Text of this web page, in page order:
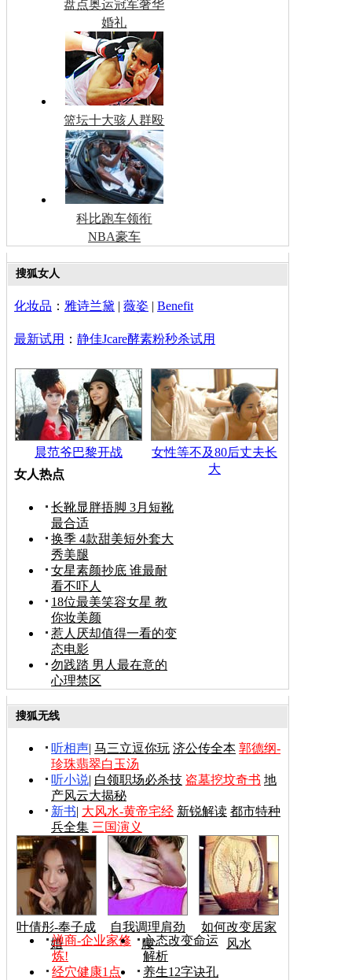
盘点奥运冠军奢华
婚礼
篮坛十大骇人群殴
科比跑车领衔
NBA豪车
搜狐女人
化妆品 ： 雅诗兰黛 | 薇姿 | Benefit
最新试用 ： 静佳Jcare酵素粉秒杀试用
晨范爷巴黎开战
女性等不及80后丈夫长
大
女人热点
长靴显胖捂脚 3月短靴
最合适
换季 4款甜美短外套大
秀美腿
女星素颜抄底 谁最耐
看不吓人
18位最美笑容女星 教
你妆美颜
惹人厌却值得一看的变
态电影
勿践踏 男人最在意的
心理禁区
搜狐无线
听相声| 马三立逗你玩 济公传全本 郭德纲-
珍珠翡翠白玉汤
听小说| 白领职场必杀技 盗墓挖坟奇书 地
产风云大揭秘
新书| 大风水-黄帝宅经 新锐解读 都市特种
兵全集 三国演义
叶倩彤-奉子成
婚
自我调理肩劲
腰
如何改变居家
风水
禅商-企业家修
炼!
心态改变命运
解析
经穴健康1点
养生12字诀孔